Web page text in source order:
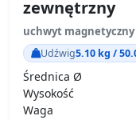
zewnętrzny
uchwyt
Udźwig5.10 kg /
Średnica Ø
Wysokość
Waga